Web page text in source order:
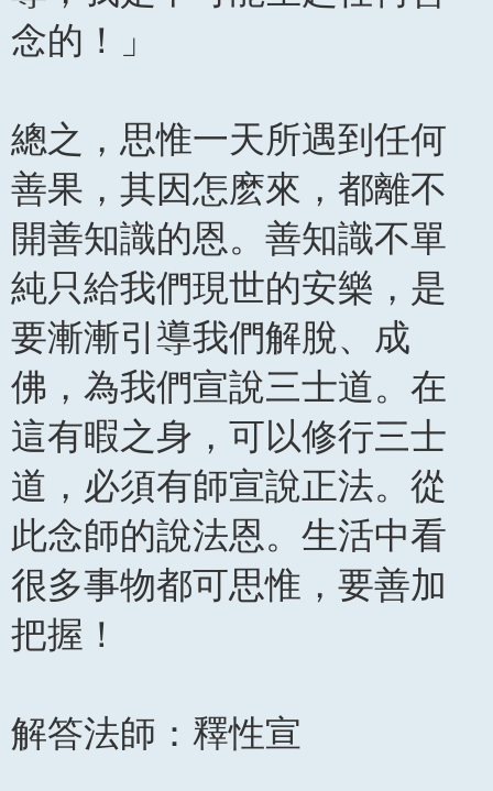
念的！」
總之，思惟一天所遇到任何
善果，其因怎麽來，都離不
開善知識的恩。善知識不單
純只給我們現世的安樂，是
要漸漸引導我們解脫、成
佛，為我們宣說三士道。在
這有暇之身，可以修行三士
道，必須有師宣說正法。從
此念師的說法恩。生活中看
很多事物都可思惟，要善加
把握！
解答法師：釋性宣